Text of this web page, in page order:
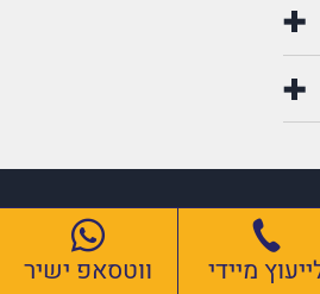
מיידי ווטסאפ ישיר בעזרת אחד